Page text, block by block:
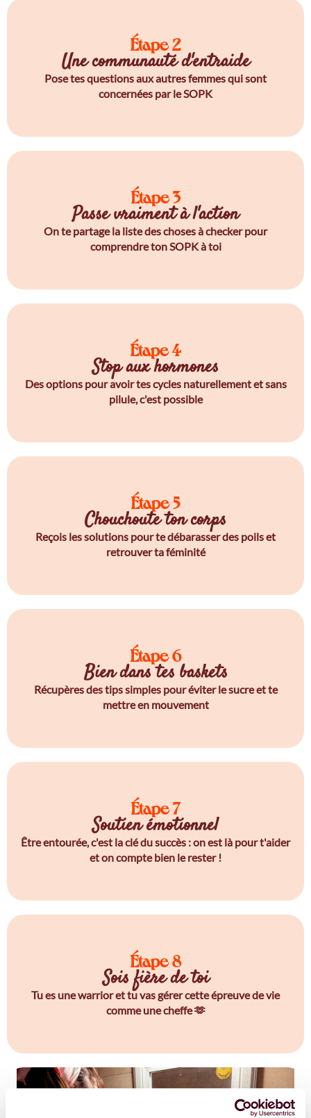
Étape 2
Une communauté d'entraide
Pose tes questions aux autres femmes qui sont
concernées par le SOPK
Étape 3
Passe vraiment à l'action
On te partage la liste des choses à checker pour
comprendre ton SOPK à toi
Étape 4
Stop aux hormones
Des options pour avoir tes cycles naturellement et sans
pilule, c'est possible
Étape 5
Chouchoute ton corps
Reçois les solutions pour te débarasser des poils et
retrouver ta féminité
Étape 6
Bien dans tes baskets
Récupères des tips simples pour éviter le sucre et te
mettre en mouvement
Étape 7
Soutien émotionnel
Être entourée, c'est la clé du succès : on est là pour t'aider
et on compte bien le rester !
Étape 8
Sois fière de toi
Tu es une warrior et tu vas gérer cette épreuve de vie
comme une cheffe 🫶